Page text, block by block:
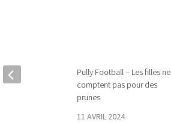
Pully Football – Les filles ne
comptent pas pour des
prunes
11 AVRIL 2024